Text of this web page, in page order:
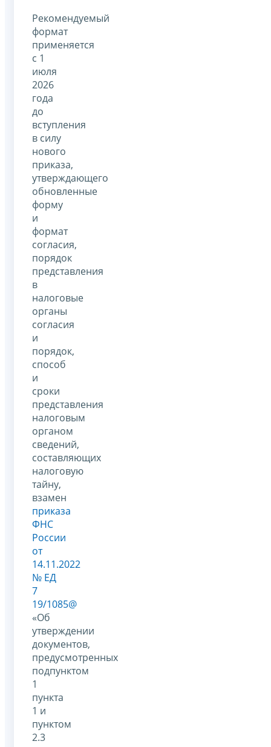
Рекомендуемый
формат
применяется
с 1
июля
2026
года
до
вступления
в силу
нового
приказа,
утверждающего
обновленные
форму
и
формат
согласия,
порядок
представления
в
налоговые
органы
согласия
и
порядок,
способ
и
сроки
представления
налоговым
органом
сведений,
составляющих
налоговую
тайну,
взамен
приказа
ФНС
России
от
14.11.2022
№ ЕД
7
19/1085@
«Об
утверждении
документов,
предусмотренных
подпунктом
1
пункта
1 и
пунктом
2.3